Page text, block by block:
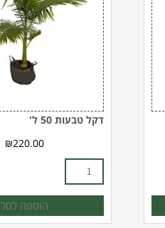
דקל טבעות 50 ל'
₪220.00
הוספה לסל